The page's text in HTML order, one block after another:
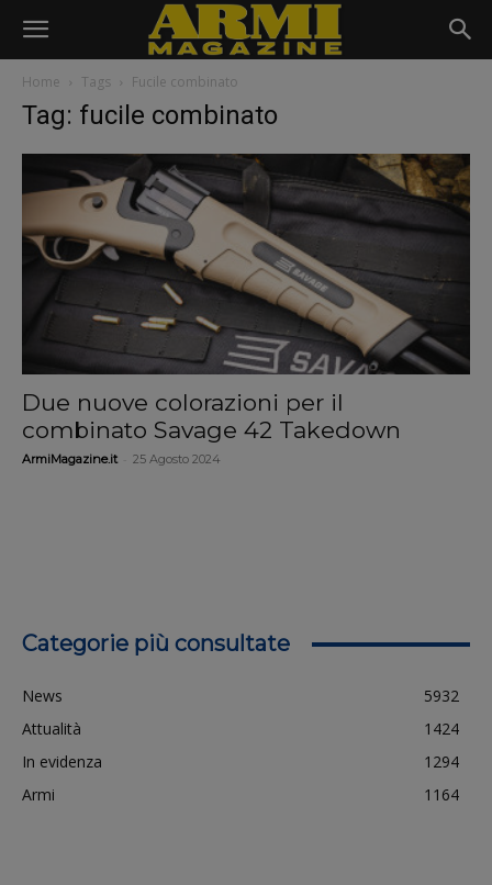
Home Tags Fucile combinato
Tag: fucile combinato
Due nuove colorazioni per il
combinato Savage 42 Takedown
ArmiMagazine.it 25 Agosto 2024
Categorie più consultate
News
5932
Attualità
1424
In evidenza
1294
Armi
1164